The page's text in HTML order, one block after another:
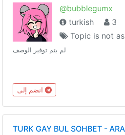
@bubbIegumx
turkish
3
Topic is not
لم يتم توفير الوصف
TURK GAY BUL SOHBET -